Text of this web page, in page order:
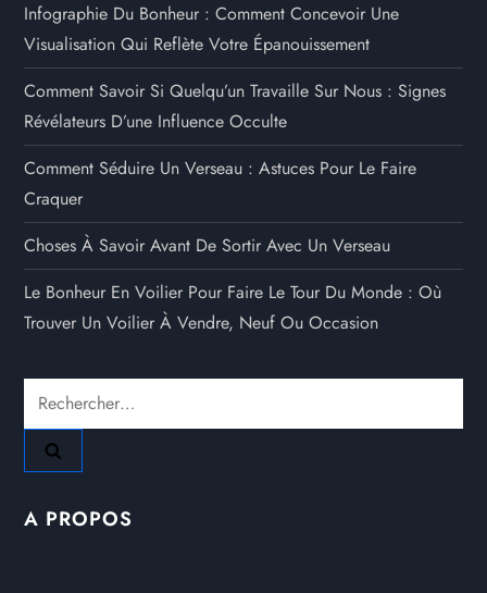
Infographie Du Bonheur : Comment Concevoir Une
Visualisation Qui Reflète Votre Épanouissement
Comment Savoir Si Quelqu’un Travaille Sur Nous : Signes
Révélateurs D’une Influence Occulte
Comment Séduire Un Verseau : Astuces Pour Le Faire
Craquer
Choses À Savoir Avant De Sortir Avec Un Verseau
Le Bonheur En Voilier Pour Faire Le Tour Du Monde : Où
Trouver Un Voilier À Vendre, Neuf Ou Occasion
Rechercher :
A PROPOS